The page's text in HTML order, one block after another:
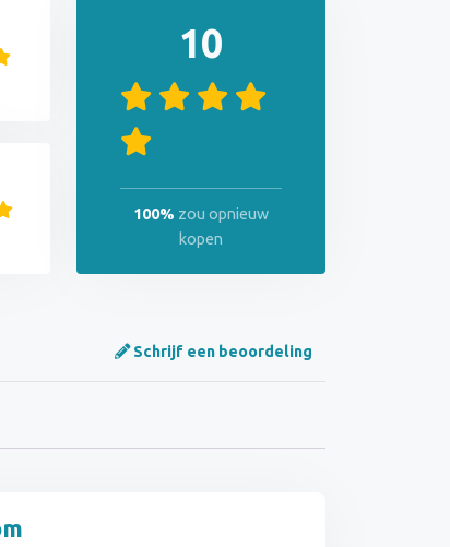
10
100% zou opnieuw
kopen
Schrijf een beoordeling